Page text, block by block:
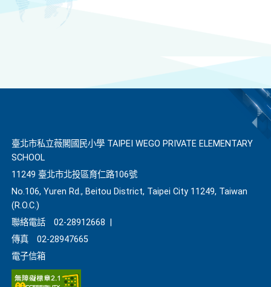
臺北市私立薇閣國民小學 TAIPEI WEGO PRIVATE ELEMENTARY
SCHOOL
11249 臺北市北投區育仁路106號
No.106, Yuren Rd., Beitou District, Taipei City 11249, Taiwan
(R.O.C.)
聯絡電話
02-28912668
傳真
02-28947665
電子信箱